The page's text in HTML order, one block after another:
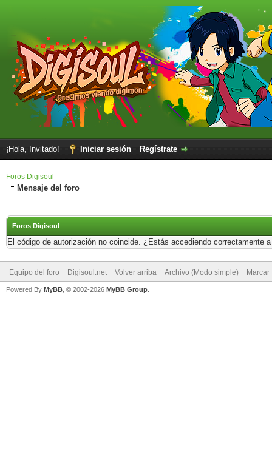
¡Hola, Invitado! Iniciar sesión Regístrate
Foros Digisoul
Mensaje del foro
Foros Digisoul
El código de autorización no coincide. ¿Estás accediendo correctamente
Equipo del foro Digisoul.net Volver arriba Archivo (Modo simple)
Powered By MyBB , © 2002-2026 MyBB Group